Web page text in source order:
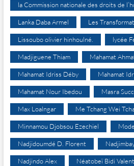
la Commission nationale des droits de
Lanka Daba Armel Les
Lissoubo olivier hinhoulné. lycée
Madjiguene Thiam Mahamat
Mahamat Idriss Déby Mahamat
Mahamat Nour Ibedou Masra
Max Loalngar Me Tchang Wei
Minnamou Djobsou Ezechiel
Nadjidoumdé D. Florent
Nadjindo Alex Néatobeï Bidi